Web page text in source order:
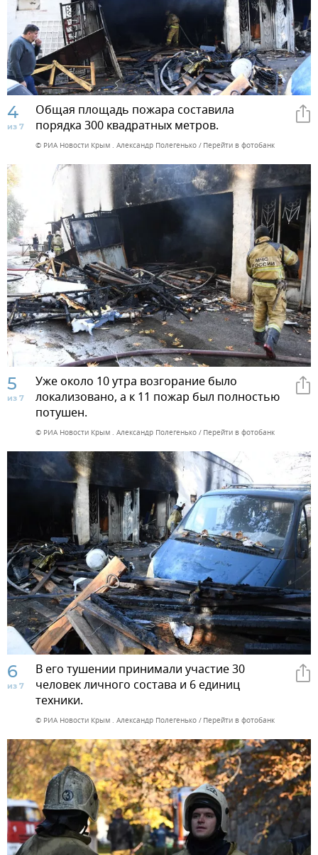
4
из 7
Общая площадь пожара составила
порядка 300 квадратных метров.
© РИА Новости Крым . Александр Полегенько Перейти в фотобанк
5
из 7
Уже около 10 утра возгорание было
локализовано, а к 11 пожар был полностью
потушен.
© РИА Новости Крым . Александр Полегенько Перейти в фотобанк
6
из 7
В его тушении принимали участие 30
человек личного состава и 6 единиц
техники.
© РИА Новости Крым . Александр Полегенько Перейти в фотобанк